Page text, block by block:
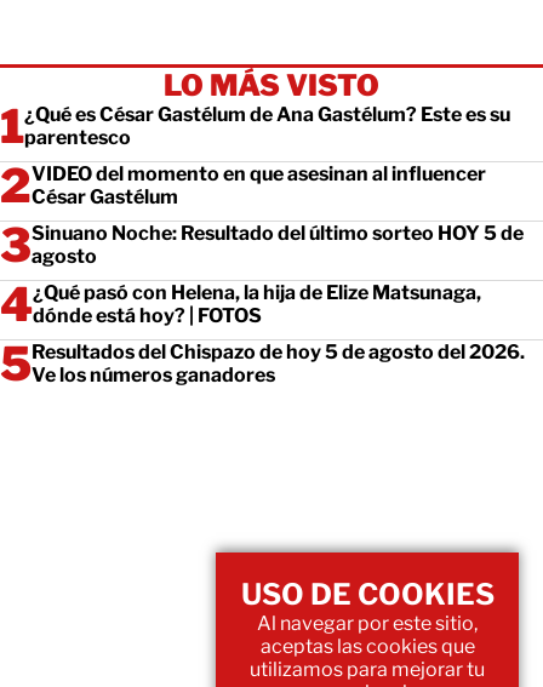
LO MÁS VISTO
¿Qué es César Gastélum de Ana Gastélum? Este es su
parentesco
VIDEO del momento en que asesinan al influencer
César Gastélum
Sinuano Noche: Resultado del último sorteo HOY 5 de
agosto
¿Qué pasó con Helena, la hija de Elize Matsunaga,
dónde está hoy? | FOTOS
Resultados del Chispazo de hoy 5 de agosto del 2026.
Ve los números ganadores
USO DE COOKIES
Al navegar por este sitio,
aceptas las cookies que
utilizamos para mejorar tu